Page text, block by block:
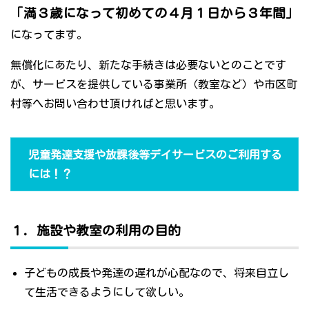
「満３歳になって初めての４月１日から３年間」
になってます。
無償化にあたり、新たな手続きは必要ないとのことです
が、サービスを提供している事業所（教室など）や市区町
村等へお問い合わせ頂ければと思います。
児童発達支援や放課後等デイサービスのご利用する
には！？
１．施設や教室の利用の目的
子どもの成長や発達の遅れが心配なので、将来自立し
て生活できるようにして欲しい。